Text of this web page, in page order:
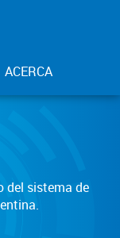
ACERCA
del sistema de